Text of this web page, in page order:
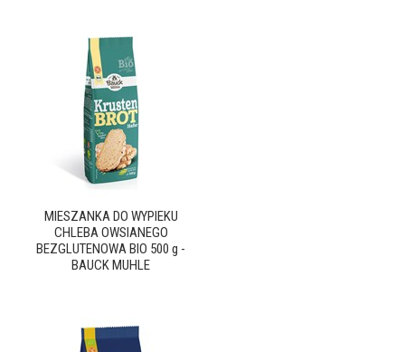
MIESZANKA DO WYPIEKU
CHLEBA OWSIANEGO
BEZGLUTENOWA BIO 500 g -
BAUCK MUHLE